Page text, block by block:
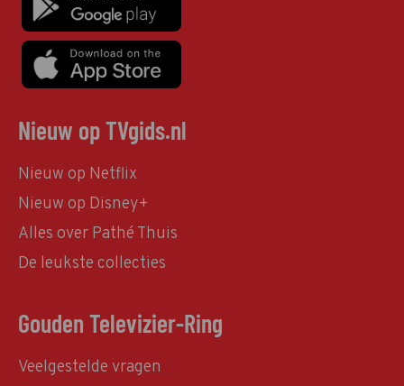
Nieuw op TVgids.nl
Nieuw op Netflix
Nieuw op Disney+
Alles over Pathé Thuis
De leukste collecties
Gouden Televizier-Ring
Veelgestelde vragen